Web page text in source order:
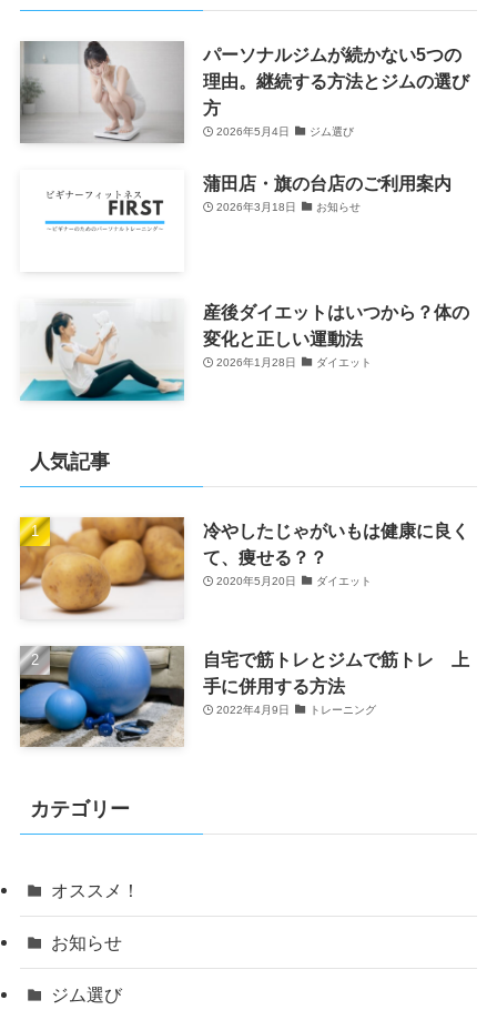
パーソナルジムが続かない5つの
理由。継続する方法とジムの選び
方
2026年5月4日 ジム選び
蒲田店・旗の台店のご利用案内
2026年3月18日 お知らせ
産後ダイエットはいつから？体の
変化と正しい運動法
2026年1月28日 ダイエット
人気記事
冷やしたじゃがいもは健康に良く
て、痩せる？？
2020年5月20日 ダイエット
自宅で筋トレとジムで筋トレ 上
手に併用する方法
2022年4月9日 トレーニング
カテゴリー
オススメ！
お知らせ
ジム選び